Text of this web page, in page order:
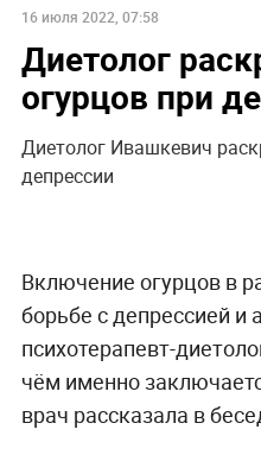
16 июля 2022, 07:58
Диетолог
огурцов при
Диетолог Ивашкевич
депрессии
Включение огурцов в
борьбе с депрессией и
психотерапевт-
чём именно
врач рассказала в